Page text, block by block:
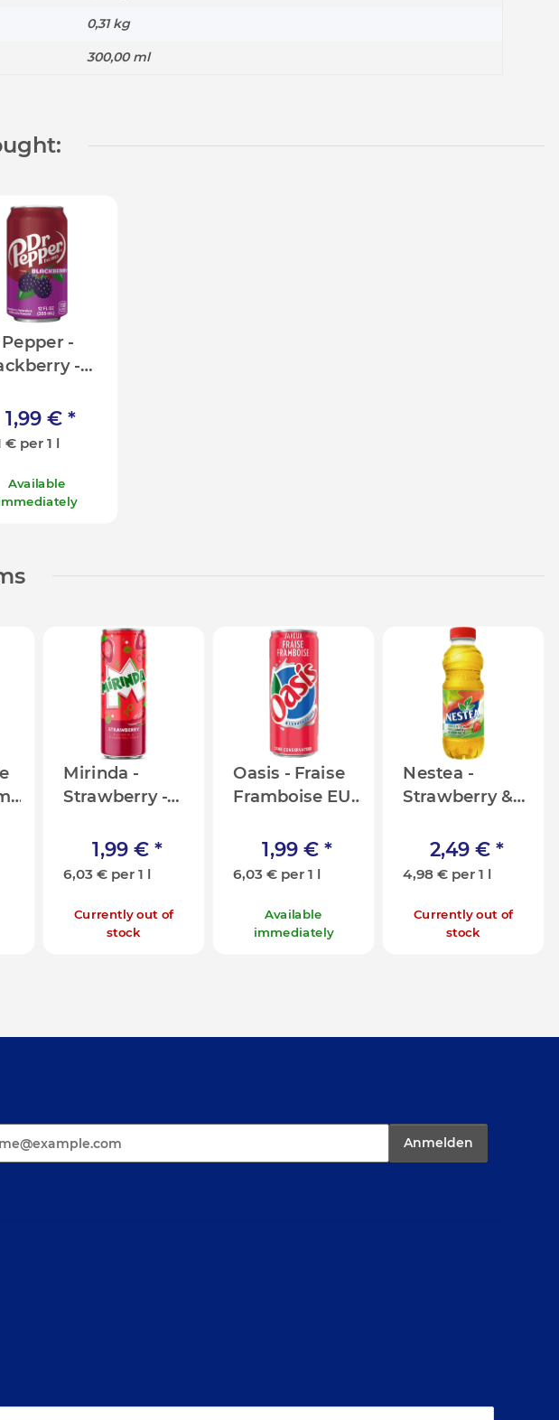
0,31 kg
300,00 ml
-
-
1,99 € *
€ per 1 l
Available
Mirinda -
Strawberry -
1,99 € *
6,03 € per 1 l
Currently out of
stock
Oasis - Fraise
Framboise EU
1,99 € *
6,03 € per 1 l
Available
immediately
Nestea -
Strawberry &
Green Tea -
500ml [SK/CZ]
2,49 €*
4,98 € per 1 l
Currently out of
stock
Anmelden